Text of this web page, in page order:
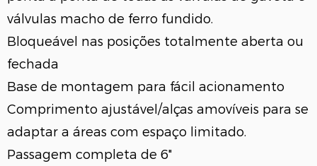
válvulas macho de ferro fundido.
Bloqueável nas posições totalmente aberta ou
fechada
Base de montagem para fácil acionamento
Comprimento ajustável/alças amovíveis para se
adaptar a áreas com espaço limitado.
Passagem completa de 6"